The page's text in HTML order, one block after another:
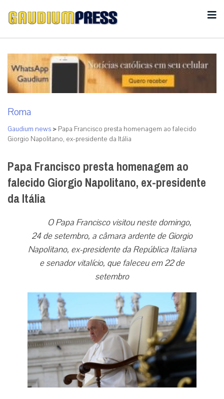
Roma
Gaudium news > Papa Francisco presta homenagem ao falecido
Giorgio Napolitano, ex-presidente da Itália
Papa Francisco presta homenagem ao
falecido Giorgio Napolitano, ex-presidente
da Itália
O Papa Francisco visitou neste domingo,
24 de setembro, a câmara ardente de Giorgio
Napolitano, ex-presidente da República Italiana
e senador vitalício, que faleceu em 22 de
setembro